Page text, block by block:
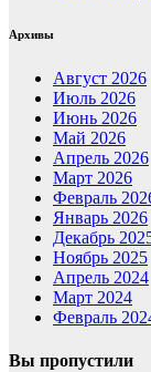
Архивы
Август 2026
Июль 2026
Июнь 2026
Май 2026
Апрель 2026
Март 2026
Февраль
Январь 2026
Декабрь
Ноябрь 2025
Апрель 2024
Март 2024
Февраль
Вы пропустили